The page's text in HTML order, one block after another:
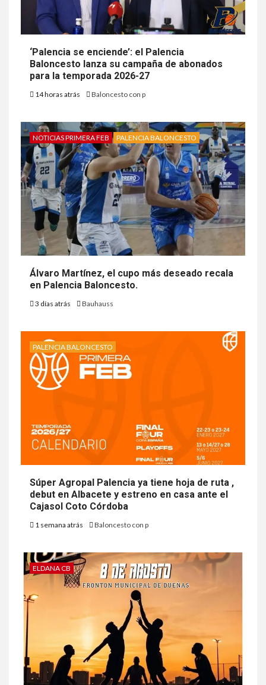
‘Palencia se enciende’: el Palencia
Baloncesto lanza su campaña de abonados
para la temporada 2026-27
14 horas atrás Baloncesto con p
NOTICIAS PRIMERA FEB PALENCIA BALONCESTO
Álvaro Martínez, el cupo más deseado recala
en Palencia Baloncesto.
3 días atrás Bauhauss
PALENCIA BALONCESTO
Súper Agropal Palencia ya tiene hoja de ruta ,
debut en Albacete y estreno en casa ante el
Cajasol Coto Córdoba
1 semana atrás Baloncesto con p
ELDANA CB